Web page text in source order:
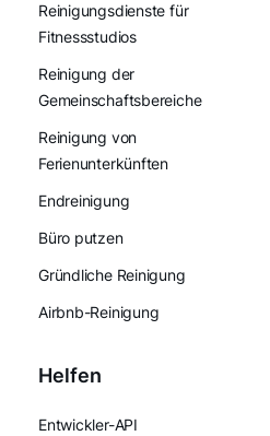
Reinigungsdienste für
Fitnessstudios
Reinigung der
Gemeinschaftsbereiche
Reinigung von
Ferienunterkünften
Endreinigung
Büro putzen
Gründliche Reinigung
Airbnb-Reinigung
Helfen
Entwickler-API